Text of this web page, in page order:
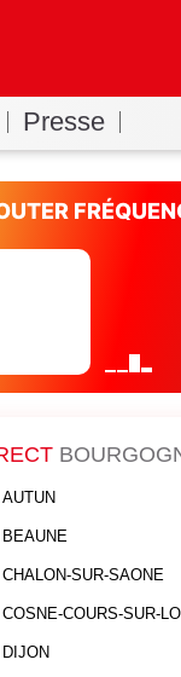
Presse
AUTUN
BEAUNE
CHALON-SUR-SAONE
COSNE-COURS-SUR-
DIJON